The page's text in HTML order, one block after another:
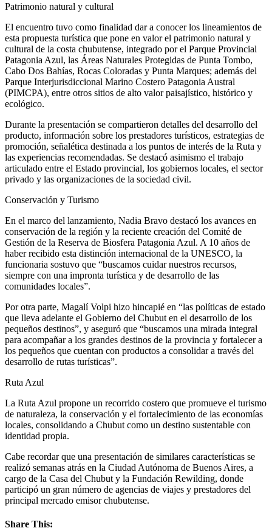
Patrimonio natural y cultural
El encuentro tuvo como finalidad dar a conocer los lineamientos de
esta propuesta turística que pone en valor el patrimonio natural y
cultural de la costa chubutense, integrado por el Parque Provincial
Patagonia Azul, las Áreas Naturales Protegidas de Punta Tombo,
Cabo Dos Bahías, Rocas Coloradas y Punta Marques; además del
Parque Interjurisdiccional Marino Costero Patagonia Austral
(PIMCPA), entre otros sitios de alto valor paisajístico, histórico y
ecológico.
Durante la presentación se compartieron detalles del desarrollo del
producto, información sobre los prestadores turísticos, estrategias de
promoción, señalética destinada a los puntos de interés de la Ruta y
las experiencias recomendadas. Se destacó asimismo el trabajo
articulado entre el Estado provincial, los gobiernos locales, el sector
privado y las organizaciones de la sociedad civil.
Conservación y Turismo
En el marco del lanzamiento, Nadia Bravo destacó los avances en
conservación de la región y la reciente creación del Comité de
Gestión de la Reserva de Biosfera Patagonia Azul. A 10 años de
haber recibido esta distinción internacional de la UNESCO, la
funcionaria sostuvo que “buscamos cuidar nuestros recursos,
siempre con una impronta turística y de desarrollo de las
comunidades locales”.
Por otra parte, Magalí Volpi hizo hincapié en “las políticas de estado
que lleva adelante el Gobierno del Chubut en el desarrollo de los
pequeños destinos”, y aseguró que “buscamos una mirada integral
para acompañar a los grandes destinos de la provincia y fortalecer a
los pequeños que cuentan con productos a consolidar a través del
desarrollo de rutas turísticas”.
Ruta Azul
La Ruta Azul propone un recorrido costero que promueve el turismo
de naturaleza, la conservación y el fortalecimiento de las economías
locales, consolidando a Chubut como un destino sustentable con
identidad propia.
Cabe recordar que una presentación de similares características se
realizó semanas atrás en la Ciudad Autónoma de Buenos Aires, a
cargo de la Casa del Chubut y la Fundación Rewilding, donde
participó un gran número de agencias de viajes y prestadores del
principal mercado emisor chubutense.
Share This: